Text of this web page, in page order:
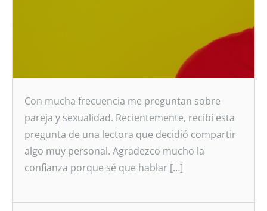
Con mucha frecuencia me preguntan sobre
pareja y sexualidad. Recientemente, recibí esta
pregunta de una lectora que decidió compartir
algo muy personal. Agradezco mucho la
confianza porque sé que hablar […]